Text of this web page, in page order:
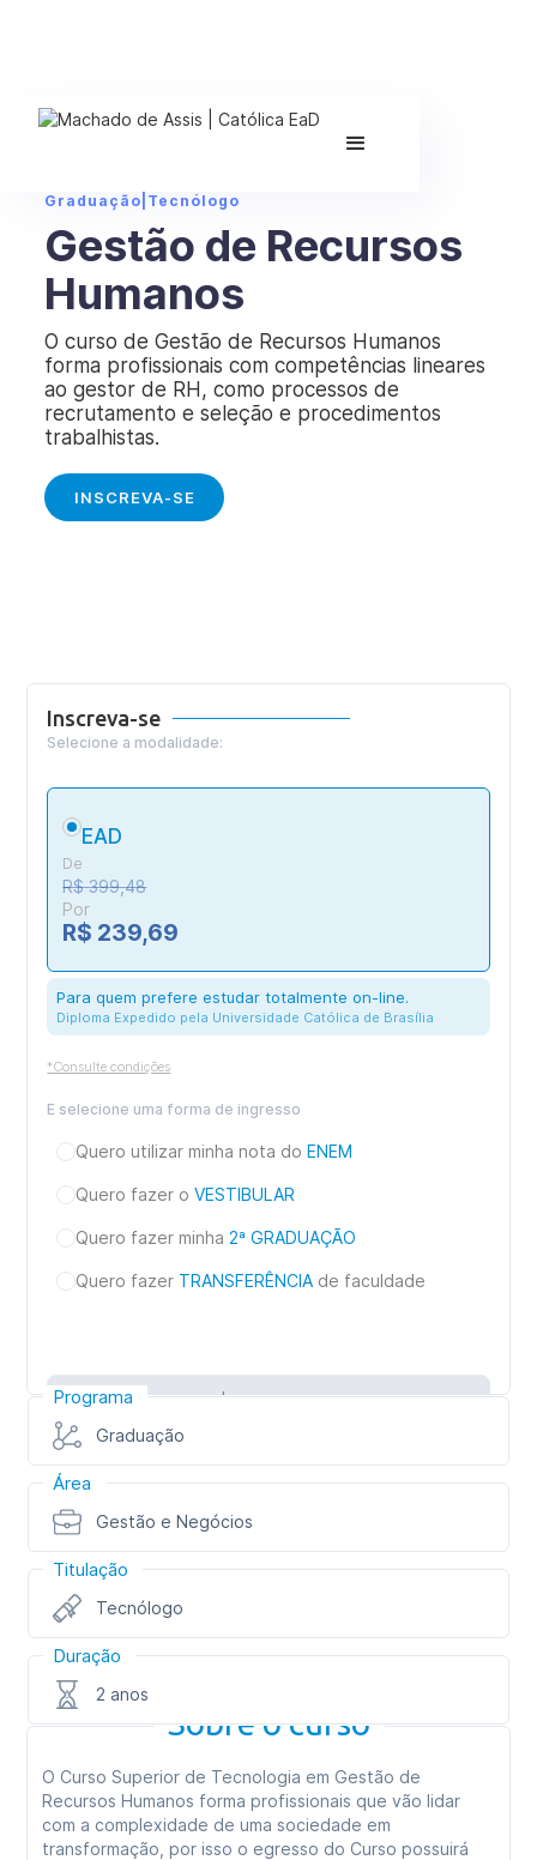
Graduação Tecnólogo
Gestão de Recursos
Humanos
O curso de Gestão de Recursos Humanos
forma profissionais com competências lineares
ao gestor de RH, como processos de
recrutamento e seleção e procedimentos
trabalhistas.
INSCREVA-SE
Programa
Graduação
Área
Gestão e Negócios
Titulação
Tecnólogo
Duração
2 anos
Sobre o curso
O Curso Superior de Tecnologia em Gestão de
Recursos Humanos forma profissionais que vão lidar
com a complexidade de uma sociedade em
transformação, por isso o egresso do Curso possuirá
Inscreva-se
Selecione a modalidade:
EAD
De
R$ 399,48
Por
R$ 239,69
Para quem prefere estudar totalmente on-line.
Diploma Expedido pela Universidade Católica de Brasília
*Consulte condições
E selecione uma forma de ingresso
Quero utilizar minha nota doENEM
Quero fazer oVESTIBULAR
Quero fazer minha 2ª GRADUAÇÃO
Quero fazer TRANSFERÊNCIA de faculdade
Inscreva-se